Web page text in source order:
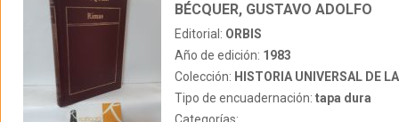
BÉCQUER, GUSTAVO ADOLFO
Editorial: ORBIS
Año de edición: 1983
Colección: HISTORIA UNIVERSAL DE LA
Tipo de encuadernación: tapa dura